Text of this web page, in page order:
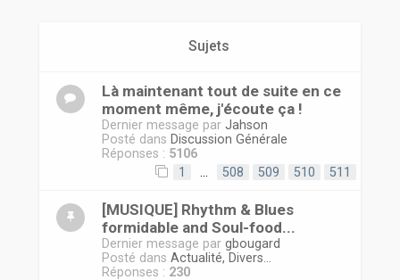
Sujets
Là maintenant tout de suite en ce
moment même, j'écoute ça !
Dernier message par Jahson
Posté dans Discussion Générale
Réponses : 5106
1
508 509 510 511
[MUSIQUE] Rhythm & Blues
formidable and Soul-food...
Dernier message par gbougard
Posté dans Actualité, Divers...
Réponses : 230